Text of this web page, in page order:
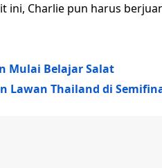
ini, Charlie pun harus
Mulai Belajar Salat
Lawan Thailand di